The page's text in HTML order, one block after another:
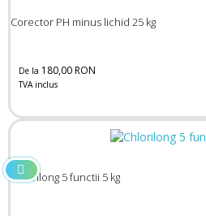
Corector PH minus lichid 25 kg
De la 180,00 RON
TVA inclus
Chlorilong 5 functii 5 kg